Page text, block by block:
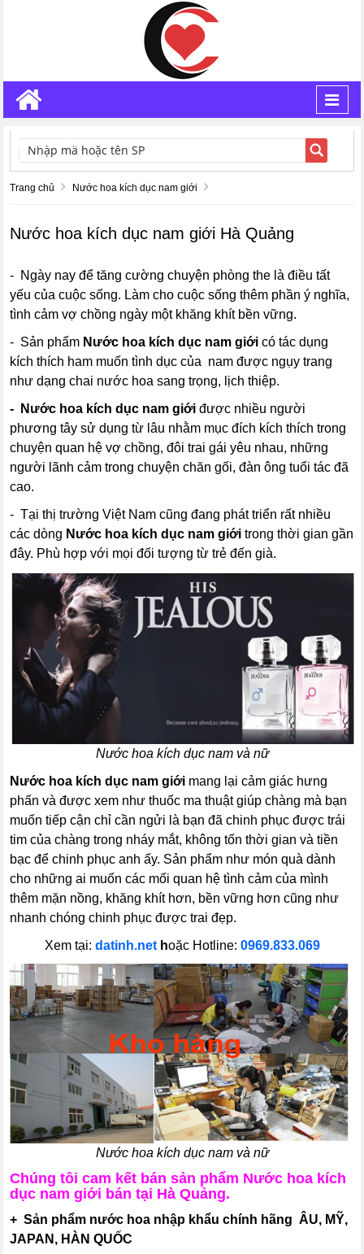
TÌM KIẾM
Trang chủ Nước hoa kích dục nam giới
Nước hoa kích dục nam giới Hà Quảng
- Ngày nay để tăng cường chuyện phòng the là điều tất
yếu của cuộc sống. Làm cho cuộc sống thêm phần ý nghĩa,
tình cảm vợ chồng ngày một khăng khít bền vững.
- Sản phẩm Nước hoa kích dục nam giới có tác dụng
kích thích ham muốn tình dục của nam được ngụy trang
như dạng chai nước hoa sang trọng, lịch thiệp.
- Nước hoa kích dục nam giới được nhiều người
phương tây sử dụng từ lâu nhằm mục đích kích thích trong
chuyện quan hệ vợ chồng, đôi trai gái yêu nhau, những
người lãnh cảm trong chuyện chăn gối, đàn ông tuổi tác đã
cao.
- Tại thị trường Việt Nam cũng đang phát triển rất nhiều
các dòng Nước hoa kích dục nam giới trong thời gian gần
đây. Phù hợp với mọi đối tượng từ trẻ đến già.
Nước hoa kích dục nam và nữ
Nước hoa kích dục nam giới mang lại cảm giác hưng
phấn và được xem như thuốc ma thuật giúp chàng mà bạn
muốn tiếp cận chỉ cần ngửi là bạn đã chinh phục được trái
tim của chàng trong nháy mắt, không tốn thời gian và tiền
bạc để chinh phục anh ấy. Sản phẩm như món quà dành
cho những ai muốn các mối quan hệ tình cảm của mình
thêm mặn nồng, khăng khít hơn, bền vững hơn cũng như
nhanh chóng chinh phục được trai đẹp.
Xem tại: datinh.nethoặc Hotline: 0969.833.069
Nước hoa kích dục nam và nữ
Chúng tôi cam kết bán sản phẩm Nước hoa kích
dục nam giới bán tại Hà Quảng.
+ Sản phẩm nước hoa nhập khẩu chính hãng ÂU, MỸ,
JAPAN, HÀN QUỐC